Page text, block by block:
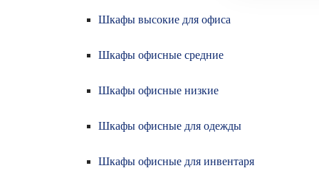
Шкафы высокие для офиса
Шкафы офисные средние
Шкафы офисные низкие
Шкафы офисные для одежды
Шкафы офисные для инвентаря
Заполните